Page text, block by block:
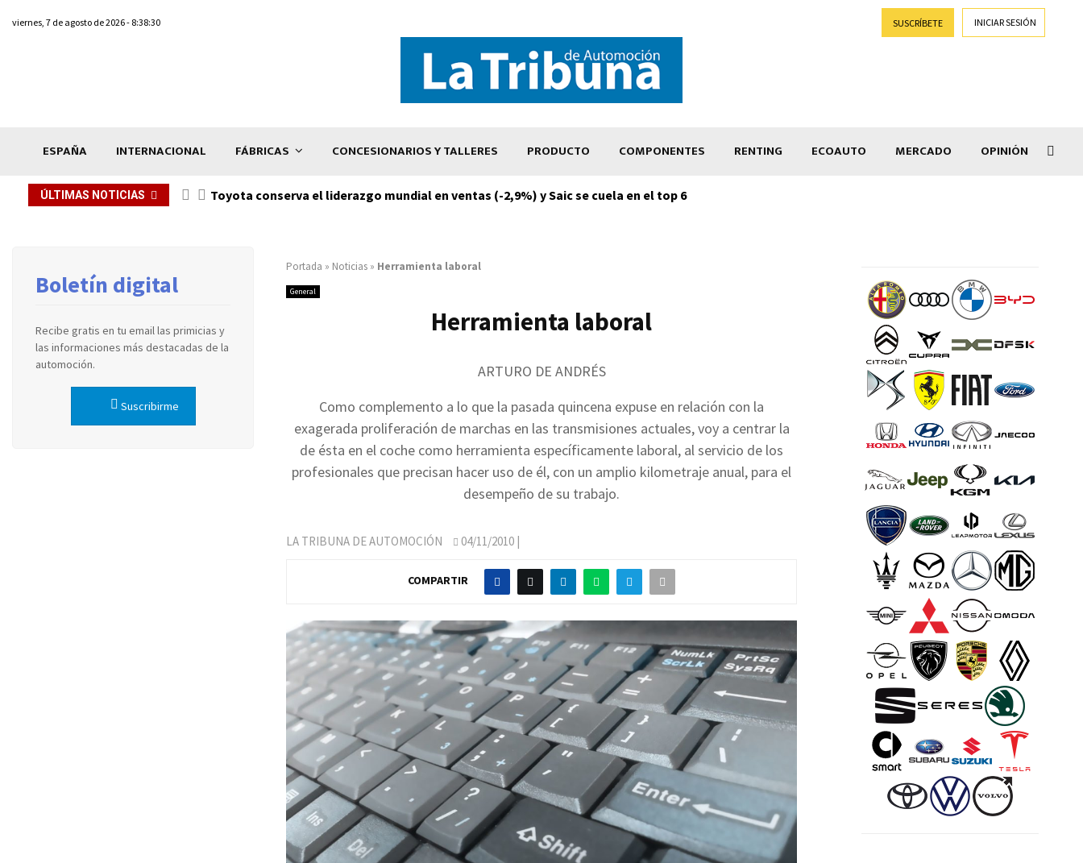
viernes, 7 de agosto de 2026 - 8:38:30 SUSCRÍBETE INICIAR SESIÓN
ESPAÑA INTERNACIONAL FÁBRICAS CONCESIONARIOS Y TALLERES PRODUCTO COMPONENTES RENTING ECOAUTO MERCADO OPINIÓN
ÚLTIMAS NOTICIAS Toyota conserva el liderazgo mundial en ventas (-2,9%) y Saic se cuela en el top 6
Portada » Noticias » Herramienta laboral
General
Herramienta laboral
ARTURO DE ANDRÉS
Como complemento a lo que la pasada quincena expuse en relación con la
exagerada proliferación de marchas en las transmisiones actuales, voy a centrar la
de ésta en el coche como herramienta específicamente laboral, al servicio de los
profesionales que precisan hacer uso de él, con un amplio kilometraje anual, para el
desempeño de su trabajo.
LA TRIBUNA DE AUTOMOCIÓN 04/11/2010 |
COMPARTIR
Boletín digital
Recibe gratis en tu email las primicias y
las informaciones más destacadas de la
automoción.
Suscribirme